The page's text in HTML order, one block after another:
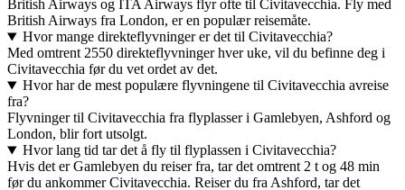
British Airways og ITA Airways flyr ofte til Civitavecchia. Fly med
British Airways fra London, er en populær reisemåte.
Hvor mange direkteflyvninger er det til Civitavecchia?
Med omtrent 2550 direkteflyvninger hver uke, vil du befinne deg i
Civitavecchia før du vet ordet av det.
Hvor har de mest populære flyvningene til Civitavecchia avreise
fra?
Flyvninger til Civitavecchia fra flyplasser i Gamlebyen, Ashford og
London, blir fort utsolgt.
Hvor lang tid tar det å fly til flyplassen i Civitavecchia?
Hvis det er Gamlebyen du reiser fra, tar det omtrent 2 t og 48 min
før du ankommer Civitavecchia. Reiser du fra Ashford, tar det